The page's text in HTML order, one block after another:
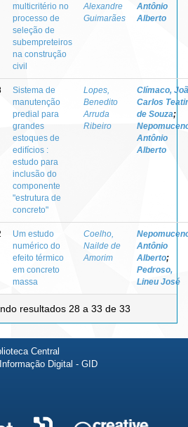
multicritério no
processo de
seleção de
subempreteiros
na construção
civil
Alexandre
Guimarães
Antônio
Alberto
Sistema de
manutenção
predial para
grandes
estoques de
edifícios :
estudo para
inclusão do
componente
"estrutura de
concreto"
Lopes,
Benedito
Arruda
Ribeiro
Clímaco,
Carlos
de Souza;
Antônio
Alberto
Um estudo
numérico do
efeito térmico
em concreto
massa
Coelho,
Nailde de
Amorim
Antônio
Alberto;
Pedroso,
Lineu José
resultados 28 a 33 de 33
Central
Digital - GID